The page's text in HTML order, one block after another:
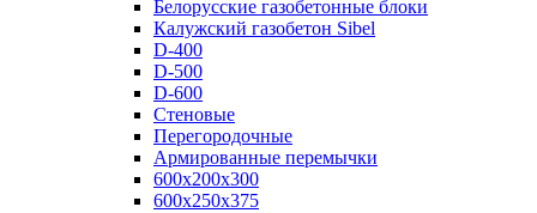
Белорусские газобетонные блоки
Калужский газобетон Sibel
D-400
D-500
D-600
Стеновые
Перегородочные
Армированные перемычки
600х200х300
600х250х375